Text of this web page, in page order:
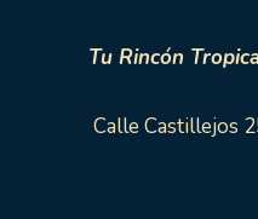
Tu Rincón
Calle Castillejos